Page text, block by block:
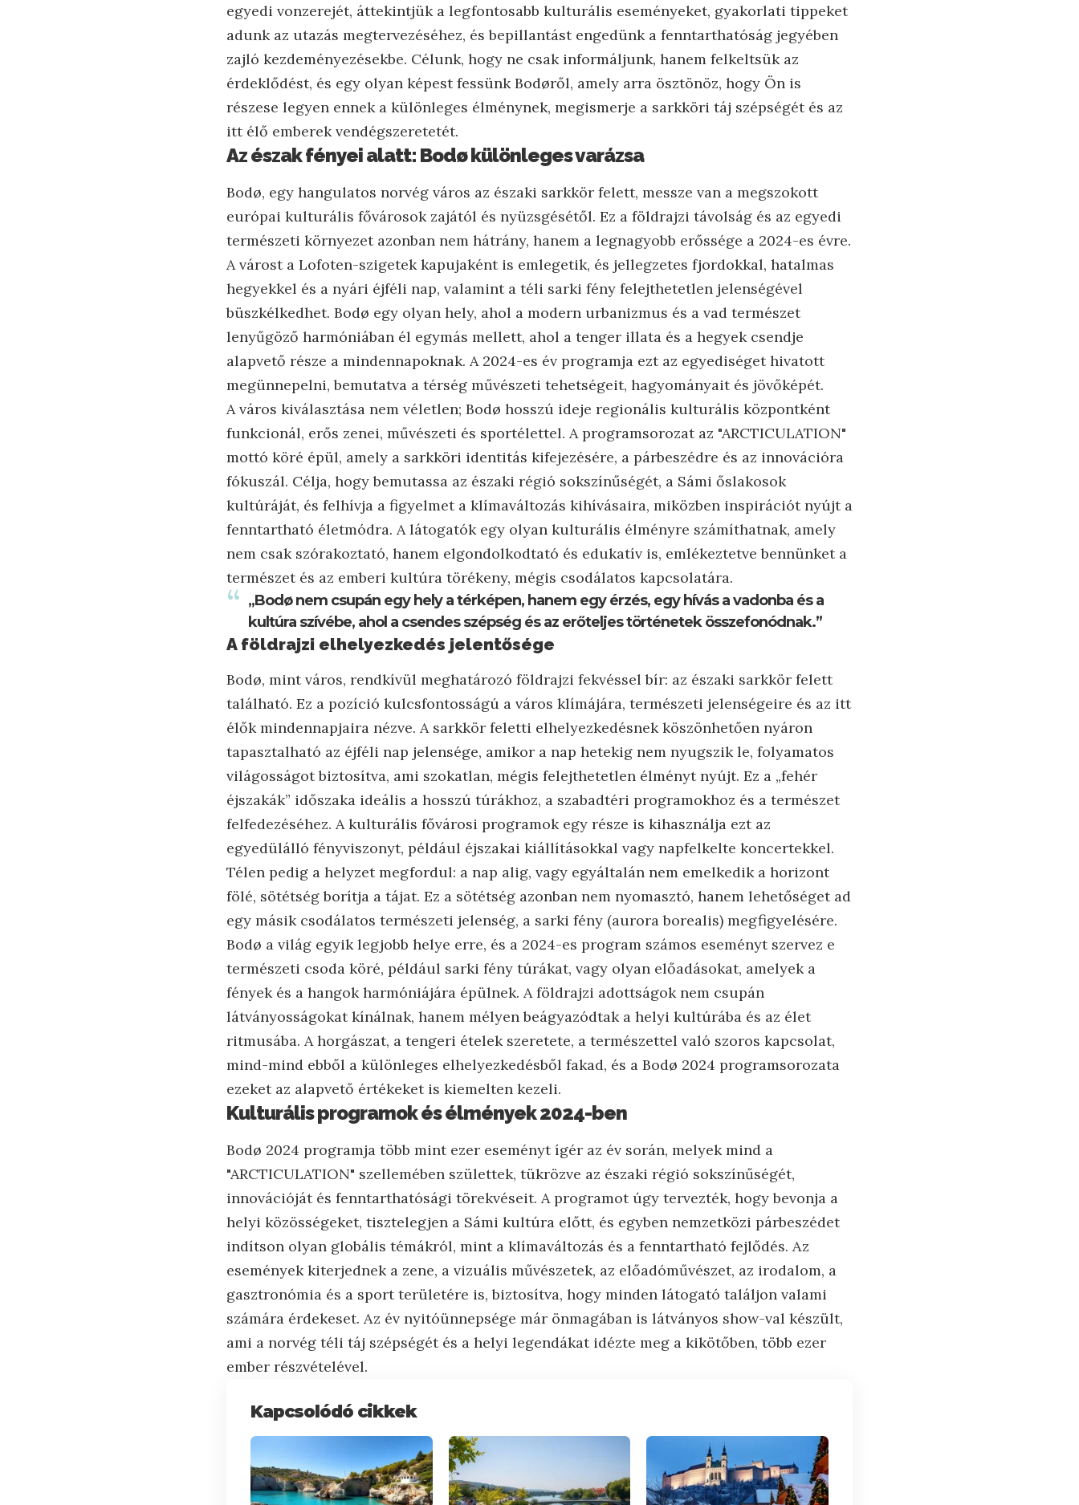
egyedi vonzerejét, áttekintjük a legfontosabb kulturális eseményeket, gyakorlati tippeket
adunk az utazás megtervezéséhez, és bepillantást engedünk a fenntarthatóság jegyében
zajló kezdeményezésekbe. Célunk, hogy ne csak informáljunk, hanem felkeltsük az
érdeklődést, és egy olyan képest fessünk Bodøről, amely arra ösztönöz, hogy Ön is
részese legyen ennek a különleges élménynek, megismerje a sarkköri táj szépségét és az
itt élő emberek vendégszeretetét.
Az észak fényei alatt: Bodø különleges varázsa
Bodø, egy hangulatos norvég város az északi sarkkör felett, messze van a megszokott
európai kulturális fővárosok zajától és nyüzsgésétől. Ez a földrajzi távolság és az egyedi
természeti környezet azonban nem hátrány, hanem a legnagyobb erőssége a 2024-es évre.
A várost a Lofoten-szigetek kapujaként is emlegetik, és jellegzetes fjordokkal, hatalmas
hegyekkel és a nyári éjféli nap, valamint a téli sarki fény felejthetetlen jelenségével
büszkélkedhet. Bodø egy olyan hely, ahol a modern urbanizmus és a vad természet
lenyűgöző harmóniában él egymás mellett, ahol a tenger illata és a hegyek csendje
alapvető része a mindennapoknak. A 2024-es év programja ezt az egyediséget hivatott
megünnepelni, bemutatva a térség művészeti tehetségeit, hagyományait és jövőképét.
A város kiválasztása nem véletlen; Bodø hosszú ideje regionális kulturális központként
funkcionál, erős zenei, művészeti és sportélettel. A programsorozat az "ARCTICULATION"
mottó köré épül, amely a sarkköri identitás kifejezésére, a párbeszédre és az innovációra
fókuszál. Célja, hogy bemutassa az északi régió sokszínűségét, a Sámi őslakosok
kultúráját, és felhívja a figyelmet a klímaváltozás kihívásaira, miközben inspirációt nyújt a
fenntartható életmódra. A látogatók egy olyan kulturális élményre számíthatnak, amely
nem csak szórakoztató, hanem elgondolkodtató és edukatív is, emlékeztetve bennünket a
természet és az emberi kultúra törékeny, mégis csodálatos kapcsolatára.
„Bodø nem csupán egy hely a térképen, hanem egy érzés, egy hívás a vadonba és a
kultúra szívébe, ahol a csendes szépség és az erőteljes történetek összefonódnak.”
A földrajzi elhelyezkedés jelentősége
Bodø, mint város, rendkívül meghatározó földrajzi fekvéssel bír: az északi sarkkör felett
található. Ez a pozíció kulcsfontosságú a város klímájára, természeti jelenségeire és az itt
élők mindennapjaira nézve. A sarkkör feletti elhelyezkedésnek köszönhetően nyáron
tapasztalható az éjféli nap jelensége, amikor a nap hetekig nem nyugszik le, folyamatos
világosságot biztosítva, ami szokatlan, mégis felejthetetlen élményt nyújt. Ez a „fehér
éjszakák” időszaka ideális a hosszú túrákhoz, a szabadtéri programokhoz és a természet
felfedezéséhez. A kulturális fővárosi programok egy része is kihasználja ezt az
egyedülálló fényviszonyt, például éjszakai kiállításokkal vagy napfelkelte koncertekkel.
Télen pedig a helyzet megfordul: a nap alig, vagy egyáltalán nem emelkedik a horizont
fölé, sötétség borítja a tájat. Ez a sötétség azonban nem nyomasztó, hanem lehetőséget ad
egy másik csodálatos természeti jelenség, a sarki fény (aurora borealis) megfigyelésére.
Bodø a világ egyik legjobb helye erre, és a 2024-es program számos eseményt szervez e
természeti csoda köré, például sarki fény túrákat, vagy olyan előadásokat, amelyek a
fények és a hangok harmóniájára épülnek. A földrajzi adottságok nem csupán
látványosságokat kínálnak, hanem mélyen beágyazódtak a helyi kultúrába és az élet
ritmusába. A horgászat, a tengeri ételek szeretete, a természettel való szoros kapcsolat,
mind-mind ebből a különleges elhelyezkedésből fakad, és a Bodø 2024 programsorozata
ezeket az alapvető értékeket is kiemelten kezeli.
Kulturális programok és élmények 2024-ben
Bodø 2024 programja több mint ezer eseményt ígér az év során, melyek mind a
"ARCTICULATION" szellemében születtek, tükrözve az északi régió sokszínűségét,
innovációját és fenntarthatósági törekvéseit. A programot úgy tervezték, hogy bevonja a
helyi közösségeket, tisztelegjen a Sámi kultúra előtt, és egyben nemzetközi párbeszédet
indítson olyan globális témákról, mint a klímaváltozás és a fenntartható fejlődés. Az
események kiterjednek a zene, a vizuális művészetek, az előadóművészet, az irodalom, a
gasztronómia és a sport területére is, biztosítva, hogy minden látogató találjon valami
számára érdekeset. Az év nyitóünnepsége már önmagában is látványos show-val készült,
ami a norvég téli táj szépségét és a helyi legendákat idézte meg a kikötőben, több ezer
ember részvételével.
Kapcsolódó cikkek